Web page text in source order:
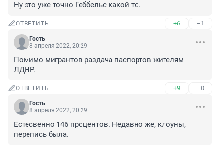
Ну это уже точно Геббельс какой то.
ОТВЕТИТЬ +6 –1
Гость
8 апреля 2022, 20:29
Помимо мигрантов раздача паспортов жителям
ЛДНР.
ОТВЕТИТЬ +9 –0
Гость
8 апреля 2022, 20:29
Естесвенно 146 процентов. Недавно же, клоуны,
перепись была.